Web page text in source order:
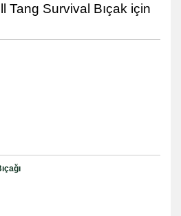
Tang Survival Bıçak için